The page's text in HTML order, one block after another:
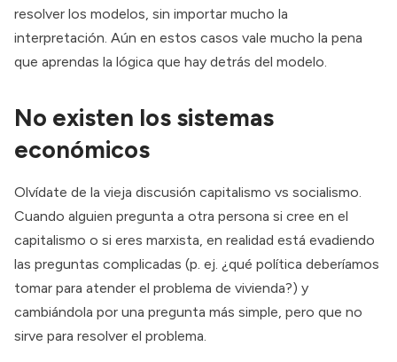
resolver los modelos, sin importar mucho la
interpretación. Aún en estos casos vale mucho la pena
que aprendas la lógica que hay detrás del modelo.
No existen los sistemas
económicos
Olvídate de la vieja discusión capitalismo vs socialismo.
Cuando alguien pregunta a otra persona si cree en el
capitalismo o si eres marxista, en realidad está evadiendo
las preguntas complicadas (p. ej. ¿qué política deberíamos
tomar para atender el problema de vivienda?) y
cambiándola por una pregunta más simple, pero que no
sirve para resolver el problema.